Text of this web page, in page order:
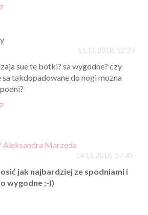
11.11.2018, 12:26
sue te botki? sa wygodne? czy
sa takdopadowane do nogi mozna
Aleksandra Marzęda
14.11.2018, 17:45
jak najbardziej ze spodniami i
wygodne ;-))